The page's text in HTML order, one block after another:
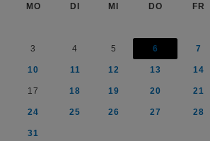
MO DI MI DO FR
3 4 5 6 7
10 11 12 13 14
17 18 19 20 21
24 25 26 27 28
31